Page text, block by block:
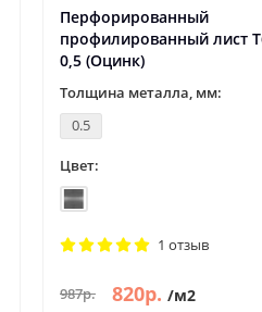
Перфорированный
профилированный лист
0,5 (Оцинк)
Толщина металла, мм:
0.5
Цвет:
1 отзыв
987р. 820р. /м2